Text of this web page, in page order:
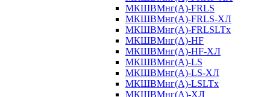
МКШВМнг(А)-FRLS
МКШВМнг(А)-FRLS-ХЛ
МКШВМнг(А)-FRLSLTx
МКШВМнг(А)-HF
МКШВМнг(А)-HF-ХЛ
МКШВМнг(А)-LS
МКШВМнг(А)-LS-ХЛ
МКШВМнг(А)-LSLTx
МКШВМнг(А)-ХЛ